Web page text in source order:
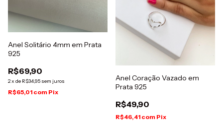
Anel Solitário 4mm em Prata
925
R$69,90
2x de R$34,95 sem juros
R$65,01 com Pix
Anel Coração Vazado em
Prata 925
R$49,90
R$46,41 com Pix